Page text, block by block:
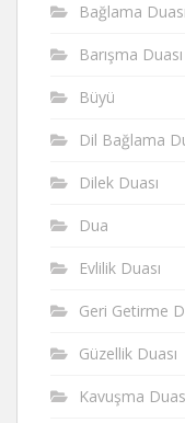
Bağlama Duası
Barışma Duası
Büyü
Dil Bağlama
Dilek Duası
Dua
Evlilik Duası
Geri Getirme
Güzellik Duası
Kavuşma